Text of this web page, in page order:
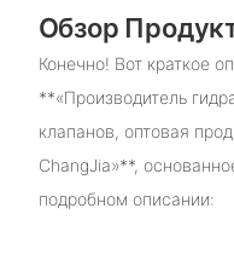
Обзор
Конечно! Вот краткое
**«Производитель
клапанов, оптовая
ChangJia»**,
подробном описании: